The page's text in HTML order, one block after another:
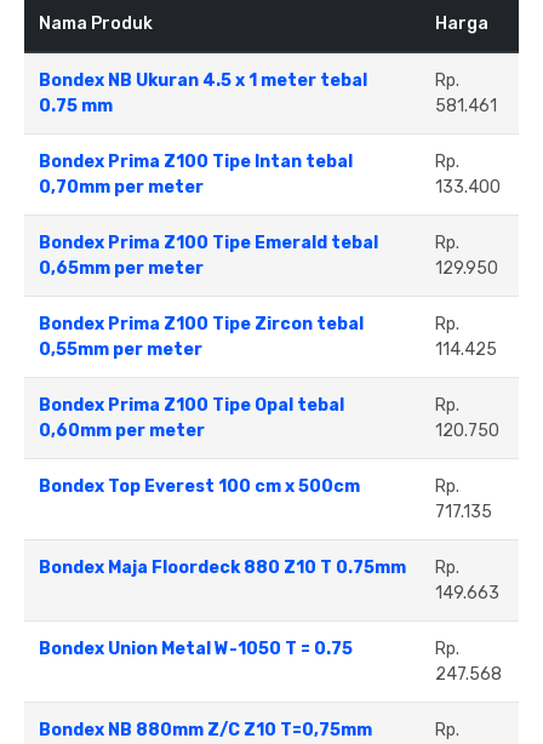
Nama Produk Harga
Bondex NB Ukuran 4.5 x 1 meter tebal
0.75 mm
Rp.
581.461
Bondex Prima Z100 Tipe Intan tebal
0,70mm per meter
Rp.
133.400
Bondex Prima Z100 Tipe Emerald tebal
0,65mm per meter
Rp.
129.950
Bondex Prima Z100 Tipe Zircon tebal
0,55mm per meter
Rp.
114.425
Bondex Prima Z100 Tipe Opal tebal
0,60mm per meter
Rp.
120.750
Bondex Top Everest 100 cm x 500cm
Rp.
717.135
Bondex Maja Floordeck 880 Z10 T 0.75mm
Rp.
149.663
Bondex Union Metal W-1050 T = 0.75
Rp.
247.568
Bondex NB 880mm Z/C Z10 T=0,75mm
Rp.